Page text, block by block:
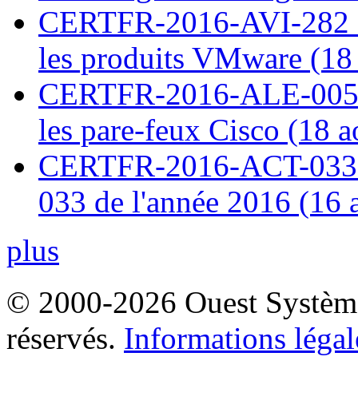
CERTFR-2016-AVI-
les produits VMware
CERTFR-2016-ALE-
les pare-feux Cisco (18
CERTFR-2016-ACT-
033 de l'année 2016 (16
plus
© 2000-2026 Ouest
réservés. Informations